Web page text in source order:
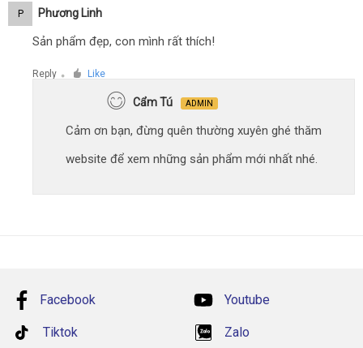
P Phương Linh
Sản phẩm đẹp, con mình rất thích!
Reply ● Like
Cẩm Tú ADMIN
Cảm ơn bạn, đừng quên thường xuyên ghé thăm
website để xem những sản phẩm mới nhất nhé.
Facebook Youtube
Tiktok Zalo